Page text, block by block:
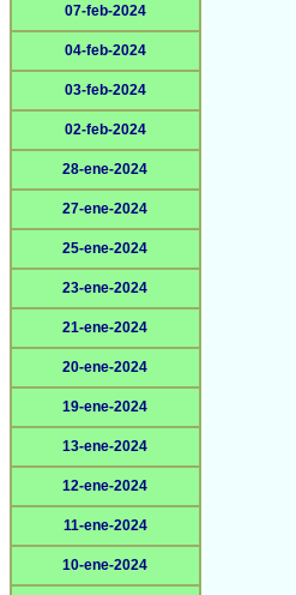
07-feb-2024
04-feb-2024
03-feb-2024
02-feb-2024
28-ene-2024
27-ene-2024
25-ene-2024
23-ene-2024
21-ene-2024
20-ene-2024
19-ene-2024
13-ene-2024
12-ene-2024
11-ene-2024
10-ene-2024